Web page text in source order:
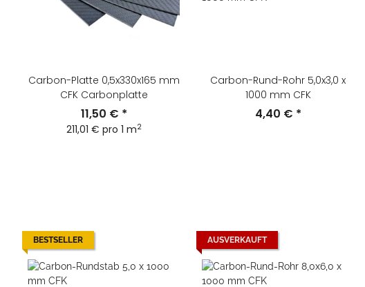
Carbon-Platte 0,5x330x165 mm
CFK Carbonplatte
11,50 € *
211,01 € pro 1 m2
Carbon-Rund-Rohr 5,0x3,0 x
1000 mm CFK
4,40 € *
BESTSELLER AUSVERKAUFT